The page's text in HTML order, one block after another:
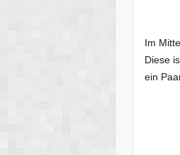
Im
Diese
ein